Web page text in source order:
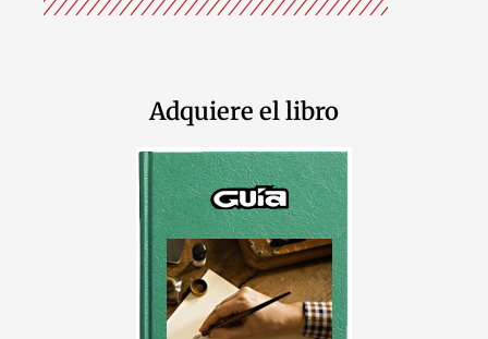
Adquiere el libro